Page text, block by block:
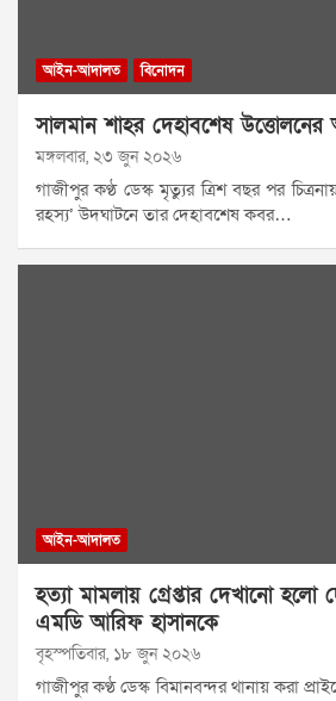
আইন-আদালত বিনোদন
সালমান শাহর দেহাবশেষ
মঙ্গলবার, ২৩ জুন ২০২৬
গাজীপুর কণ্ঠ ডেস্ক মৃত্যুর ত্রিশ বছর পর
রহস্য’ উদঘাটনে তার দেহাবশেষ কবর…
আইন-আদালত
হত্যা মামলায় গ্রেপ্তার দেখানো হলো
এমডি আরিফ হাসানকে
বৃহস্পতিবার, ১৮ জুন ২০২৬
গাজীপুর কণ্ঠ ডেস্ক বিমানবন্দর থানায় করা